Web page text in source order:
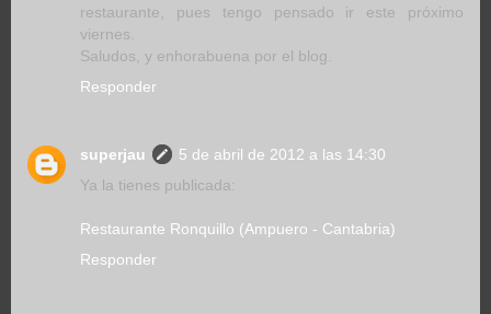
restaurante, pues tengo pensado ir este próximo
viernes.
Saludos, y enhorabuena por el blog.
Responder
superjau
5 de abril de 2012 a las 14:30
Ya la tienes publicada:
Restaurante Ronquillo (Ampuero - Cantabria)
Responder